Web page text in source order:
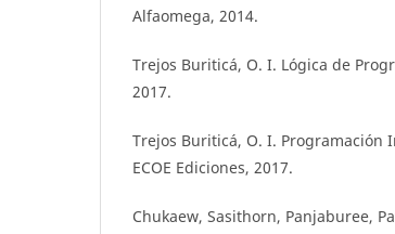
Alfaomega, 2014.
Trejos Buriticá, O. I. Lógica de
2017.
Trejos Buriticá, O. I. Programación
ECOE Ediciones, 2017.
Chukaew, Sasithorn, Panjaburee,